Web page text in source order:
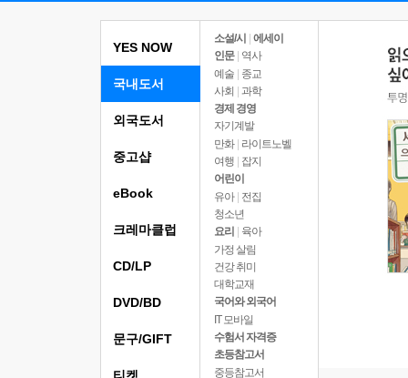
YES NOW
국내도서
소설/시
에세이
인문
역사
예술 | 종교
사회 | 과학
경제 경영
자기계발
만화 | 라이트노벨
여행
잡지
어린이
유아 | 전집
청소년
요리
육아
가정 살림
건강 취미
대학교재
국어와 외국어
IT 모바일
수험서 자격증
초등참고서
중등참고서
외국도서
중고샵
eBook
크레마클럽
CD/LP
DVD/BD
문구/GIFT